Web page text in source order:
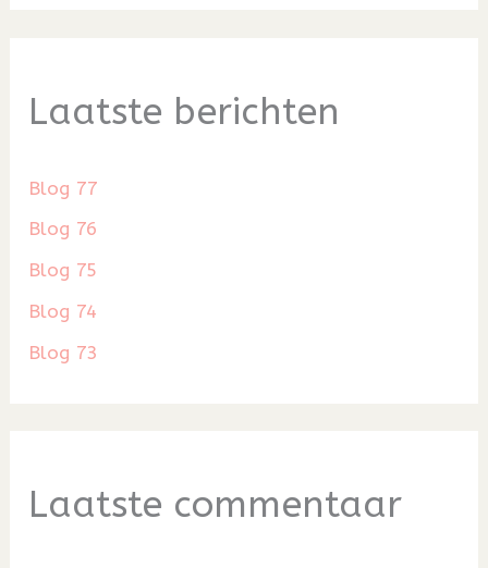
Laatste berichten
Blog 77
Blog 76
Blog 75
Blog 74
Blog 73
Laatste commentaar